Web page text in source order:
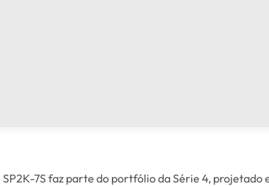
SP2K-7S faz parte do portfólio da Série 4,